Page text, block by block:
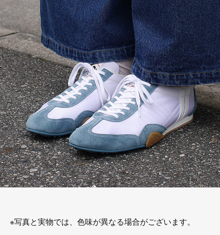
※写真と実物では、色味が異なる場合がございます。